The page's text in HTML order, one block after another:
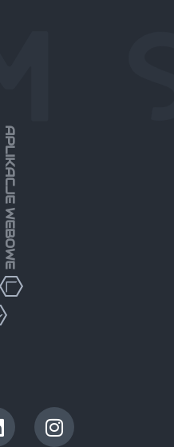
APLIKACJE WEBOWE